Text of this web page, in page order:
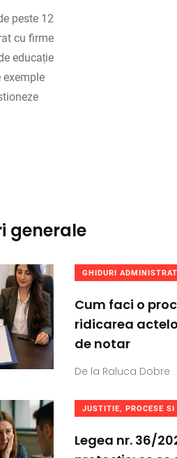
peste 12
cu firme
educație
exemple
generale
GHIDURI
Cum faci o
ridicarea
de notar
De la Raluca Dobre
JUSTITIE, PROCESE
Legea nr. 36/